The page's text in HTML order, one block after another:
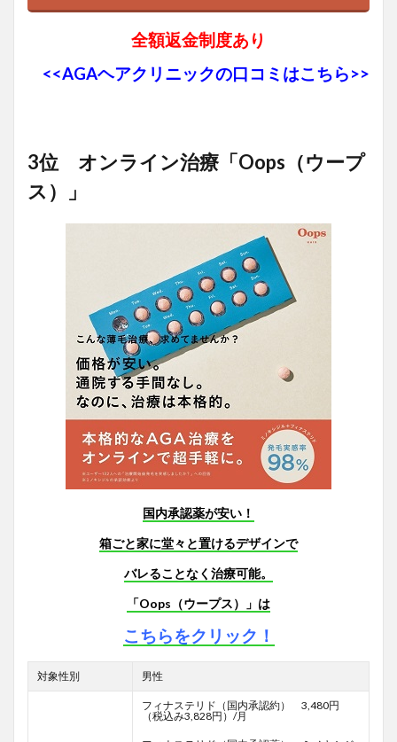
全額返金制度あり
<<AGAヘアクリニックの口コミはこちら>>
3位 オンライン治療「Oops（ウープ
ス）」
国内承認薬が安い！
箱ごと家に堂々と置けるデザインで
バレることなく治療可能。
「Oops（ウープス）」は
こちらをクリック！
対象性別 男性
フィナステリド（国内承認約） 3,480円
（税込み3,828円）/月